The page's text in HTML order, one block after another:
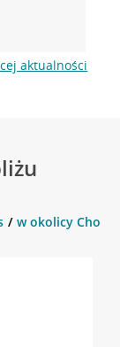
aktualności
w okolicy